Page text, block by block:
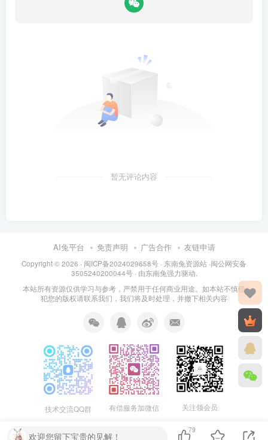
暂无评论内容
AI兔平台 免责声明 广告合作 友链申请
Copyright © 2026 · 闽ICP备2024029658号 · 东南兔资源站 ·闽公网安备
3505240200044号· 由东南兔强力驱动.
本站所有资源仅供学习与参考，严禁用于任何商业用途。如本站不慎侵
犯您的版权请联系我们，我们将及时处理，并撤下相关内容
技术交流QQ群 有偿服务加微信 关注领会员
欢迎您留下宝贵的见解！
79